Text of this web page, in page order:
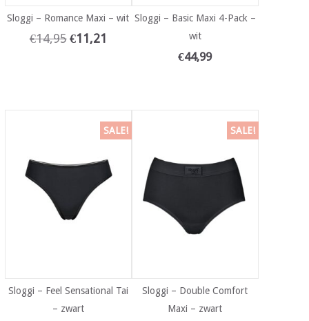
Sloggi – Romance Maxi – wit
€14,95 €11,21
Sloggi – Basic Maxi 4-Pack –
wit
€44,99
SALE!
Sloggi – Feel Sensational Tai
– zwart
SALE!
Sloggi – Double Comfort
Maxi – zwart